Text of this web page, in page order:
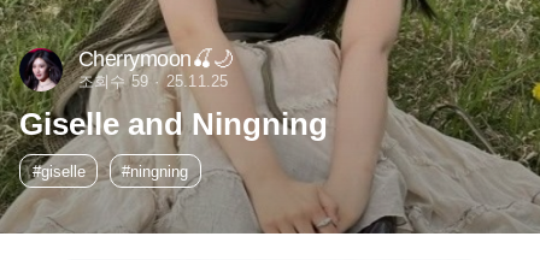
Cherrymoon🍒🌙
조회수 59 25.11.25
Giselle and Ningning
#giselle #ningning